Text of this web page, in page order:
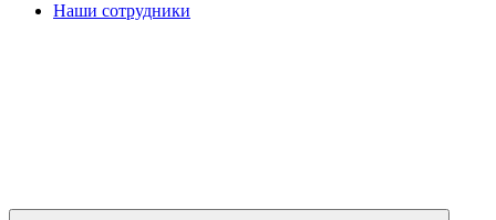
Наши сотрудники